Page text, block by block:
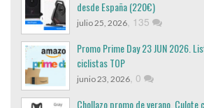
desde España (220€)
julio 25, 2026, 135
Promo Prime Day 23 JUN 2026.
ciclistas TOP
junio 23, 2026, 0
Chollazo promo de verano, Culote